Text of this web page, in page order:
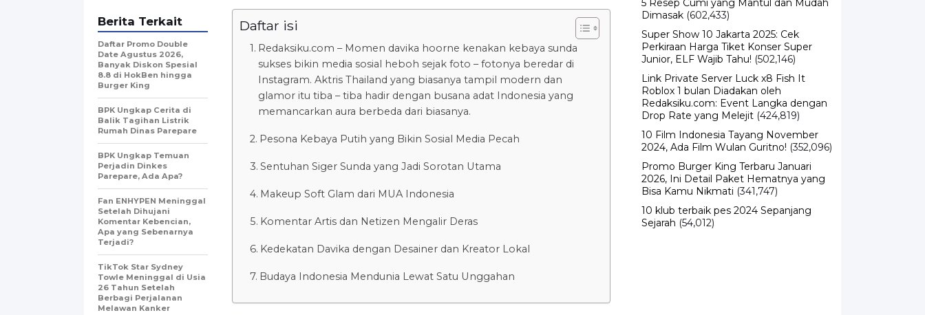
Daftar isi
Redaksiku.com – Momen davika hoorne kenakan kebaya sunda
sukses bikin media sosial heboh sejak foto – fotonya beredar di
Instagram. Aktris Thailand yang biasanya tampil modern dan
glamor itu tiba – tiba hadir dengan busana adat Indonesia yang
memancarkan aura berbeda dari biasanya.
Pesona Kebaya Putih yang Bikin Sosial Media Pecah
Sentuhan Siger Sunda yang Jadi Sorotan Utama
Makeup Soft Glam dari MUA Indonesia
Komentar Artis dan Netizen Mengalir Deras
Kedekatan Davika dengan Desainer dan Kreator Lokal
Budaya Indonesia Mendunia Lewat Satu Unggahan
Berita Terkait
Daftar Promo Double
Date Agustus 2026,
Banyak Diskon Spesial
8.8 di HokBen hingga
Burger King ‎
BPK Ungkap Cerita di
Balik Tagihan Listrik
Rumah Dinas Parepare
BPK Ungkap Temuan
Perjadin Dinkes
Parepare, Ada Apa?
Fan ENHYPEN Meninggal
Setelah Dihujani
Komentar Kebencian,
Apa yang Sebenarnya
Terjadi?
TikTok Star Sydney
Towle Meninggal di Usia
26 Tahun Setelah
Berbagi Perjalanan
Melawan Kanker
5 Resep Cumi yang Mantul dan Mudah
Dimasak (602,433)
Super Show 10 Jakarta 2025: Cek
Perkiraan Harga Tiket Konser Super
Junior, ELF Wajib Tahu! (502,146)
Link Private Server Luck x8 Fish It
Roblox 1 bulan Diadakan oleh
Redaksiku.com: Event Langka dengan
Drop Rate yang Melejit (424,819)
10 Film Indonesia Tayang November
2024, Ada Film Wulan Guritno! (352,096)
Promo Burger King Terbaru Januari
2026, Ini Detail Paket Hematnya yang
Bisa Kamu Nikmati (341,747)
10 klub terbaik pes 2024 Sepanjang
Sejarah (54,012)